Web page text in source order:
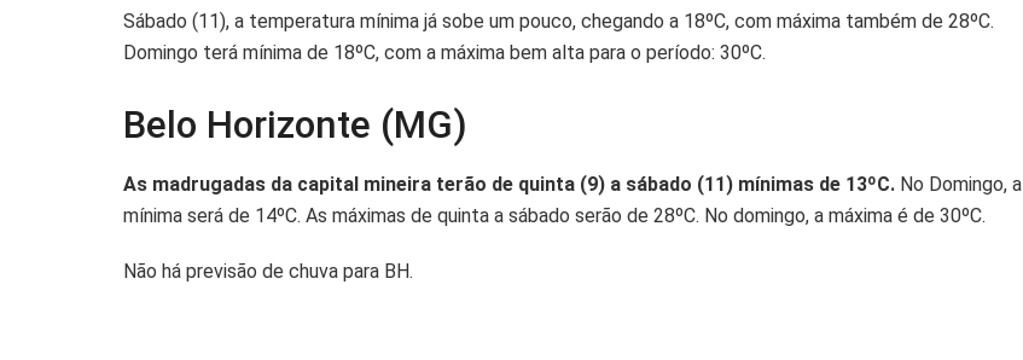
Sábado (11), a temperatura mínima já sobe um pouco, chegando a 18ºC, com máxima também de 28ºC.
Domingo terá mínima de 18ºC, com a máxima bem alta para o período: 30ºC.
Belo Horizonte (MG)
As madrugadas da capital mineira terão de quinta (9) a sábado (11) mínimas de 13ºC. No Domingo, a
mínima será de 14ºC. As máximas de quinta a sábado serão de 28ºC. No domingo, a máxima é de 30ºC.
Não há previsão de chuva para BH.